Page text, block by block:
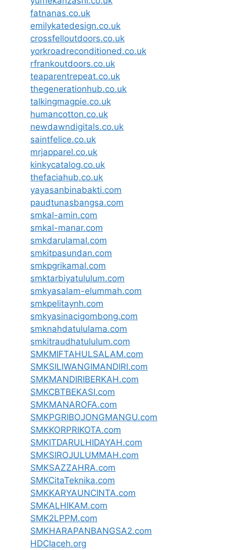
fatnanas.co.uk
emilykatedesign.co.uk
crossfelloutdoors.co.uk
yorkroadreconditioned.co.uk
rfrankoutdoors.co.uk
teaparentrepeat.co.uk
thegenerationhub.co.uk
talkingmagpie.co.uk
humancotton.co.uk
newdawndigitals.co.uk
saintfelice.co.uk
mrjapparel.co.uk
kinkycatalog.co.uk
thefaciahub.co.uk
yayasanbinabakti.com
paudtunasbangsa.com
smkal-amin.com
smkal-manar.com
smkdarulamal.com
smkitpasundan.com
smkpgrikamal.com
smktarbiyatululum.com
smkyasalam-elummah.com
smkpelitaynh.com
smkyasinacigombong.com
smknahdatululama.com
smkitraudhatululum.com
SMKMIFTAHULSALAM.com
SMKSILIWANGIMANDIRI.com
SMKMANDIRIBERKAH.com
SMKCBTBEKASI.com
SMKMANAROFA.com
SMKPGRIBOJONGMANGU.com
SMKKORPRIKOTA.com
SMKITDARULHIDAYAH.com
SMKSIROJULUMMAH.com
SMKSAZZAHRA.com
SMKCitaTeknika.com
SMKKARYAUNCINTA.com
SMKALHIKAM.com
SMK2LPPM.com
SMKHARAPANBANGSA2.com
HDCIaceh.org